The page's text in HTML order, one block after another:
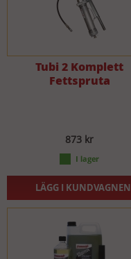
Tubi 2 Komplett
Fettspruta
873 kr
LÄGG I KUNDVAGNEN